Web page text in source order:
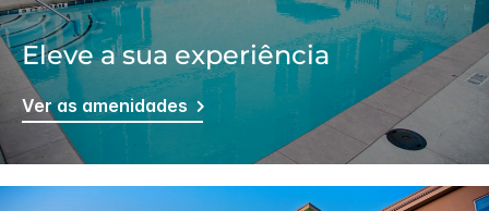
Eleve a sua experiência
Ver as amenidades